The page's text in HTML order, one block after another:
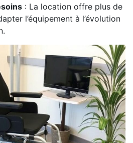
: La location offre plus de
l’équipement à l’évolution